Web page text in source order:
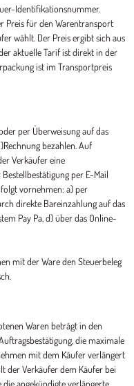
Identifikationsnummer.
Preis für den Warentransport
wählt. Der Preis ergibt sich aus
aktuelle Tarif ist direkt in der
ist im Transportpreis
per Überweisung auf das
bezahlen. Auf
Verkäufer eine
per E-Mail
vornehmen: a) per
direkte Bareinzahlung auf das
Pay Pa, d) über das Online-
mit der Ware den Steuerbeleg
Waren beträgt in den
die maximale
mit dem Käufer verlängert
der Verkäufer dem Käufer bei
angekündigte verlängerte